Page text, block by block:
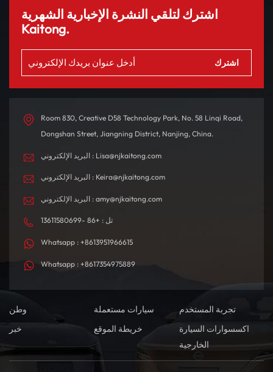
اشترك لتلقي النشرة الإخبارية الشهرية
Kaitong.
Room 830, Creative D58 Technology Park, No. 58 Linqi Road,
Dongshan Street, Jiangning District, Nanjing, China.
البريد الإلكتروني : Lisa@njkaitong.com
البريد الإلكتروني : Keira@njkaitong.com
البريد الإلكتروني : amy@njkaitong.com
تل : +86 -13611580699
Whatsapp : +8613951966615
Whatsapp : +8617354975889
وطن سيارات مستعملة
تجربة المستخدم
خبر
خريطة الموقع
اكسسوارات السيارة
الخارجية